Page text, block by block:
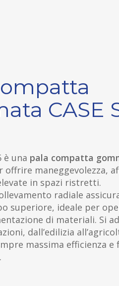
CASE
è una pala compatta
maneggevolezza,
in spazi ristretti.
radiale
superiore, ideale per
di materiali. Si
dall’edilizia
massima efficienza e